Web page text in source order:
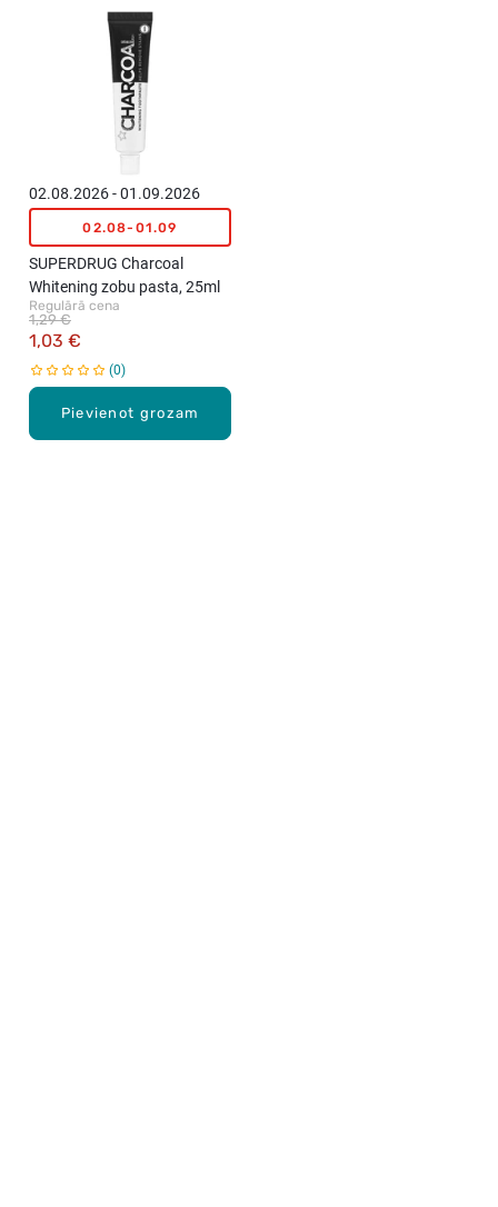
Pievienot grozam
02.08.2026 - 01.09.2026
02.08-01.09
SUPERDRUG Charcoal
Whitening zobu pasta, 25ml
Regulārā cena
1,03 €
1,29 €
0